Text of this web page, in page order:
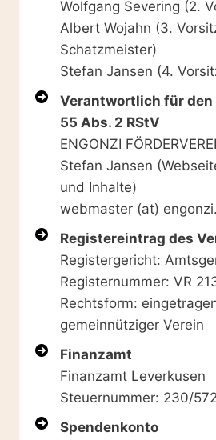
Wolfgang Severing (2.
Albert Wojahn (3.
Schatzmeister)
Stefan Jansen (4.
Verantwortlich für den
55 Abs. 2 RStV
ENGONZI
Stefan Jansen
und Inhalte)
webmaster (at)
Registereintrag des
Registergericht:
Registernummer: VR
Rechtsform:
gemeinnütziger Verein
Finanzamt
Finanzamt Leverkusen
Steuernummer: 230/
Spendenkonto